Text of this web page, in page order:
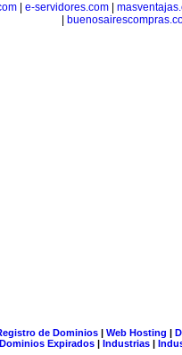
e-servidores.com
de Dominios| Web Hosting |
Dominios Expirados | Industrias |